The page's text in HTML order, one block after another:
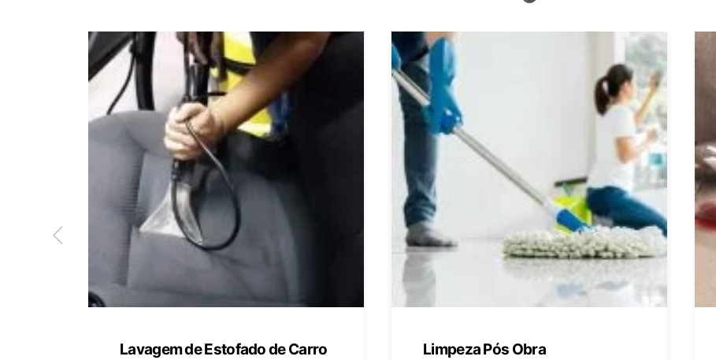
Lavagem de Estofado de Carro Limpeza Pós Obra